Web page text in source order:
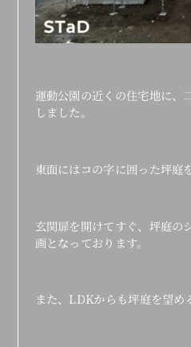
運動公園の近くの住宅地に、
しました。
東面にはコの字に囲った坪庭
玄関扉を開けてすぐ、坪庭の
画となっております。
また、LDKからも坪庭を望め